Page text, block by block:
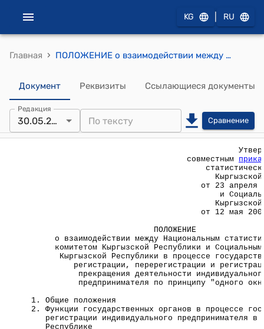
KG RU
Главная › ПОЛОЖЕНИЕ о взаимодействии между Национальным статистическим комитетом Кыргызской Республики и Социальным фондом Кыргызской Республики в процессе государственной регистрации, перерегистрации и регистрации прекращения деятельности индивидуального предпринимателя по принципу "одного окна"
Документ Реквизиты Ссылающиеся документы
Редакция
30.05.2008 Сравнение